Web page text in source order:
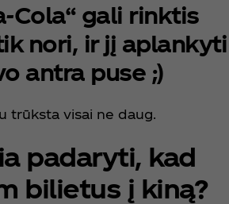
gali rinktis
nori, ir jį aplankyti
antra puse ;)
trūksta visai ne daug.
padaryti, kad
bilietus į kiną?